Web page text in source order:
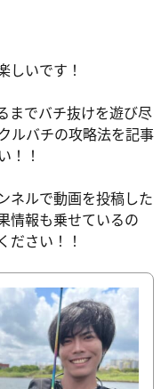
しいです！
までバチ抜けを遊び尽
ルバチの攻略法を記事
！！
ネルで動画を投稿した
情報も乗せているの
ださい！！